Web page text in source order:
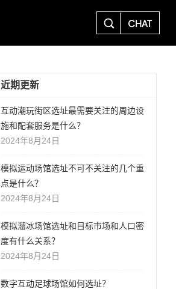
CHAT
近期更新
互动潮玩街区选址最需要关注的周边设
施和配套服务是什么？
2024年8月24日
模拟运动场馆选址不可不关注的几个重
点是什么？
2024年8月24日
模拟溜冰场馆选址和目标市场和人口密
度有什么关系？
2024年8月24日
数字互动足球场馆如何选址？